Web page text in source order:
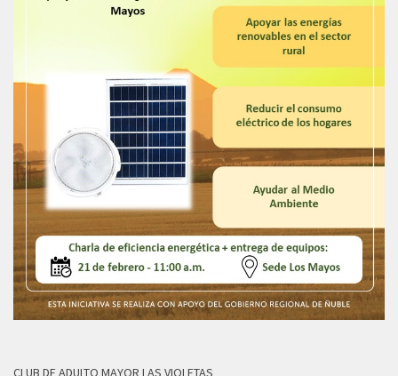
CLUB DE ADULTO MAYOR LAS VIOLETAS